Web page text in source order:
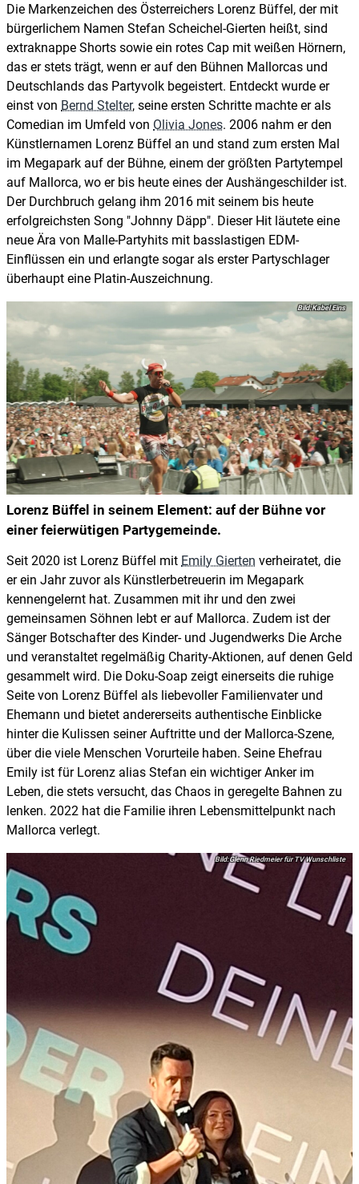
Die Markenzeichen des Österreichers Lorenz Büffel, der mit
bürgerlichem Namen Stefan Scheichel-Gierten heißt, sind
extraknappe Shorts sowie ein rotes Cap mit weißen Hörnern,
das er stets trägt, wenn er auf den Bühnen Mallorcas und
Deutschlands das Partyvolk begeistert. Entdeckt wurde er
einst von Bernd Stelter, seine ersten Schritte machte er als
Comedian im Umfeld von Olivia Jones. 2006 nahm er den
Künstlernamen Lorenz Büffel an und stand zum ersten Mal
im Megapark auf der Bühne, einem der größten Partytempel
auf Mallorca, wo er bis heute eines der Aushängeschilder ist.
Der Durchbruch gelang ihm 2016 mit seinem bis heute
erfolgreichsten Song "Johnny Däpp". Dieser Hit läutete eine
neue Ära von Malle-Partyhits mit basslastigen EDM-
Einflüssen ein und erlangte sogar als erster Partyschlager
überhaupt eine Platin-Auszeichnung.
Lorenz Büffel in seinem Element: auf der Bühne vor
einer feierwütigen Partygemeinde.
Kabel Eins
Seit 2020 ist Lorenz Büffel mit Emily Gierten verheiratet, die
er ein Jahr zuvor als Künstlerbetreuerin im Megapark
kennengelernt hat. Zusammen mit ihr und den zwei
gemeinsamen Söhnen lebt er auf Mallorca. Zudem ist der
Sänger Botschafter des Kinder- und Jugendwerks Die Arche
und veranstaltet regelmäßig Charity-Aktionen, auf denen Geld
gesammelt wird. Die Doku-Soap zeigt einerseits die ruhige
Seite von Lorenz Büffel als liebevoller Familienvater und
Ehemann und bietet andererseits authentische Einblicke
hinter die Kulissen seiner Auftritte und der Mallorca-Szene,
über die viele Menschen Vorurteile haben. Seine Ehefrau
Emily ist für Lorenz alias Stefan ein wichtiger Anker im
Leben, die stets versucht, das Chaos in geregelte Bahnen zu
lenken. 2022 hat die Familie ihren Lebensmittelpunkt nach
Mallorca verlegt.
Glenn Riedmeier für TV Wunschliste